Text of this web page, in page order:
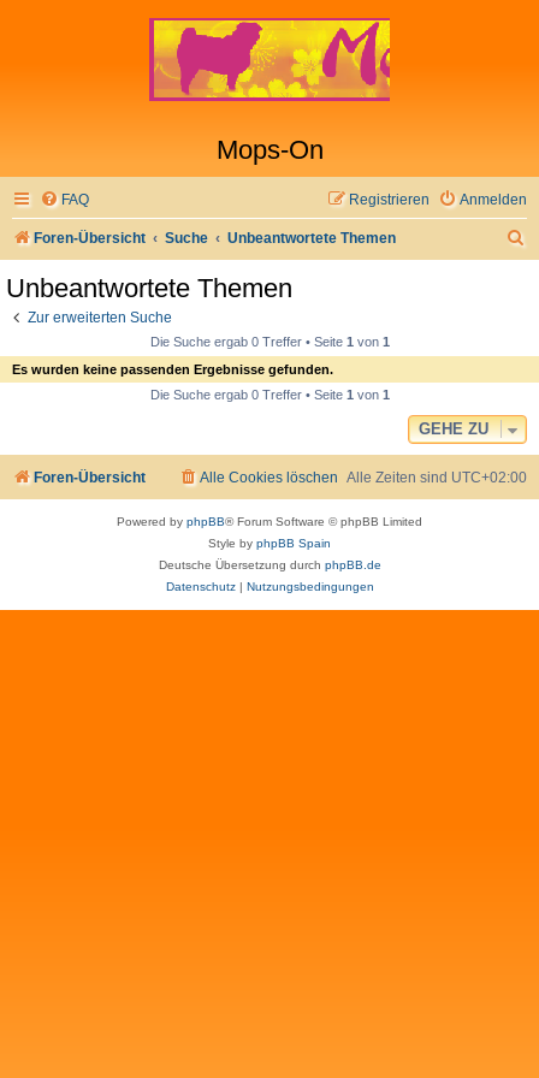
Mops-On
FAQ Anmelden
Registrieren
Foren-Übersicht Suche Unbeantwortete Themen
Unbeantwortete Themen
Zur erweiterten Suche
Die Suche ergab 0 Treffer • Seite 1von 1
Es wurden keine passenden Ergebnisse gefunden.
Die Suche ergab 0 Treffer • Seite 1von 1
GEHE ZU
Foren-Übersicht Alle Zeiten sind UTC+02:00
Alle Cookies löschen
Powered by phpBB® Forum Software © phpBB Limited
Style by phpBB Spain
Deutsche Übersetzung durch phpBB.de
Datenschutz| Nutzungsbedingungen